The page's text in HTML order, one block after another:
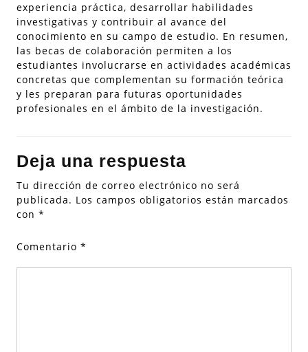
experiencia práctica, desarrollar habilidades
investigativas y contribuir al avance del
conocimiento en su campo de estudio. En resumen,
las becas de colaboración permiten a los
estudiantes involucrarse en actividades académicas
concretas que complementan su formación teórica
y les preparan para futuras oportunidades
profesionales en el ámbito de la investigación.
Deja una respuesta
Tu dirección de correo electrónico no será
publicada. Los campos obligatorios están marcados
con *
Comentario *